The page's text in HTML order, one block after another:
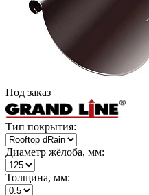
Под заказ
Тип покрытия:
Диаметр жёлоба, мм:
Толщина, мм: